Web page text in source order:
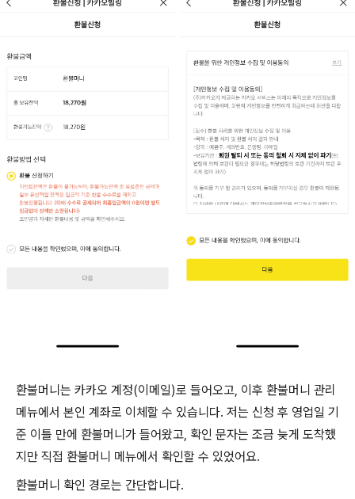
환불머니는 카카오 계정(이메일)로 들어오고, 이후 환불머니 관리
메뉴에서 본인 계좌로 이체할 수 있습니다. 저는 신청 후 영업일 기
준 이틀 만에 환불머니가 들어왔고, 확인 문자는 조금 늦게 도착했
지만 직접 환불머니 메뉴에서 확인할 수 있었어요.
환불머니 확인 경로는 간단합니다.